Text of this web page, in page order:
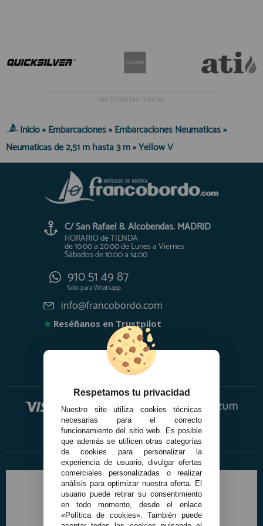
ver todas las marcas
Inicio»Embarcaciones»Embarcaciones Neumaticas»
Neumaticas de 2,51 m hasta 3 m»Yellow V
C/ San Rafael 8. Alcobendas. MADRID
HORARIO de TIENDA:
de 10:00 a 20:00 de Lunes a Viernes
Sábados de 10:00 a 14:00
910 51 49 87
Solo paraWhatsapp
info@francobordo.com
★ Reséñanos en Trustpilot
Respetamos tu privacidad
Nuestro site utiliza cookies técnicas
necesarias para el correcto
funcionamiento del sitio web. Es posible
que además se utilicen otras categorías
de cookies para personalizar la
experiencia de usuario, divulgar ofertas
comerciales personalizadas o realizar
análisis para optimizar nuestra oferta. El
usuario puede retirar su consentimiento
en todo momento, desde el enlace
«Política de cookies». También puede